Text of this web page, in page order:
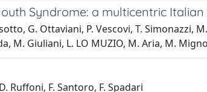
Syndrome: a multicentric Italian
G. Ottaviani, P. Vescovi, T.
M. Giuliani, L. LO MUZIO, M. Aria, M.
Ruffoni, F. Santoro, F. Spadari